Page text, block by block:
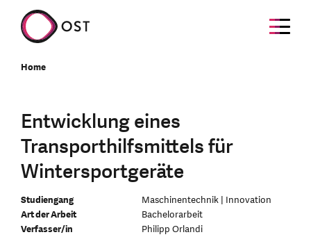
Home
Entwicklung eines
Transporthilfsmittels für
Wintersportgeräte
Studiengang
Maschinentechnik | Innovation
Art der Arbeit
Bachelorarbeit
Verfasser/in
Philipp Orlandi